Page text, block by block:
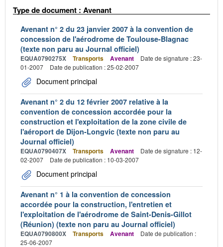
Type de document : Avenant
Avenant n° 2 du 23 janvier 2007 à la convention de
concession de l'aérodrome de Toulouse-Blagnac
(texte non paru au Journal officiel)
EQUA0790275X Transports Avenant
Date de signature : 23-
01-2007
Date de publication : 25-02-2007
Document principal
Avenant n° 2 du 12 février 2007 relative à la
convention de concession accordée pour la
construction et l'exploitation de la zone civile de
l'aéroport de Dijon-Longvic (texte non paru au
Journal officiel)
EQUA0790407X Transports Avenant
Date de signature : 12-
02-2007
Date de publication : 10-03-2007
Document principal
Avenant n° 1 à la convention de concession
accordée pour la construction, l'entretien et
l'exploitation de l'aérodrome de Saint-Denis-Gillot
(Réunion) (texte non paru au Journal officiel)
EQUA0790800X Transports Avenant
Date de publication :
25-06-2007